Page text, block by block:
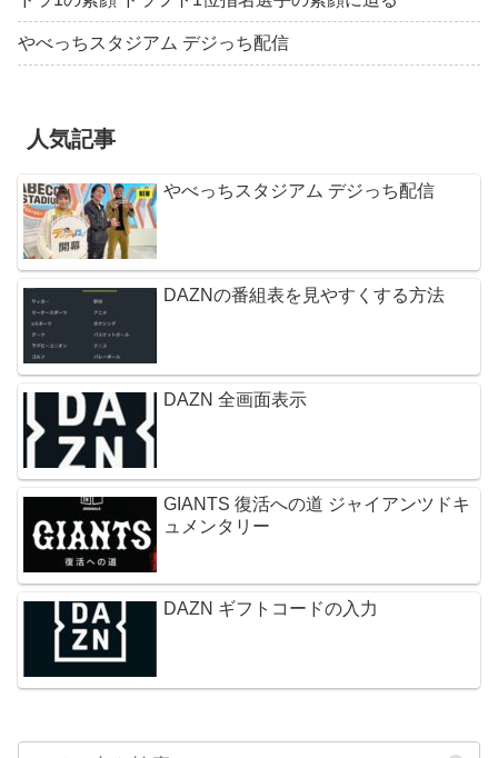
やべっちスタジアム デジっち配信
人気記事
やべっちスタジアム デジっち配信
DAZNの番組表を見やすくする方法
DAZN 全画面表示
GIANTS 復活への道 ジャイアンツドキ
ュメンタリー
DAZN ギフトコードの入力